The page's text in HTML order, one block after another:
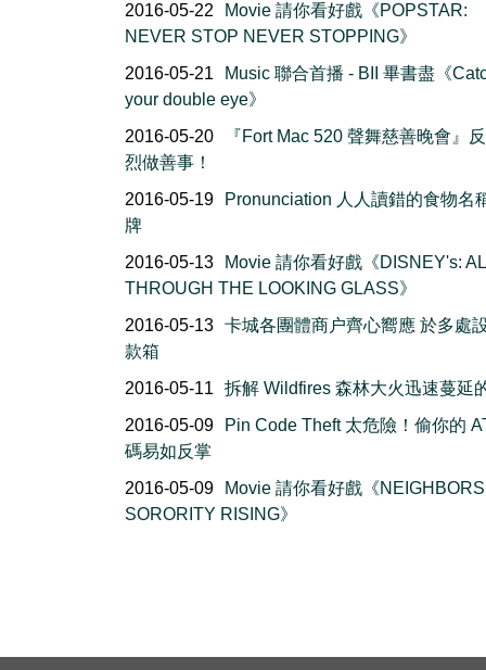
2016-05-22
Movie 請你看好戲《POPSTAR:
NEVER STOP NEVER STOPPING》
2016-05-21
Music 聯合首播 - BII 畢書盡《
your double eye》
2016-05-20
『Fort Mac 520 聲舞慈善晚會』
烈做善事！
2016-05-19
Pronunciation 人人讀錯的食物名
牌
2016-05-13
Movie 請你看好戲《DISNEY's:
THROUGH THE LOOKING GLASS》
2016-05-13 卡城各團體商户齊心嚮應 於多處
款箱
2016-05-11
拆解 Wildfires 森林大火迅速蔓延
2016-05-09
Pin Code Theft 太危險！偷你的
碼易如反掌
2016-05-09
Movie 請你看好戲《
SORORITY RISING》